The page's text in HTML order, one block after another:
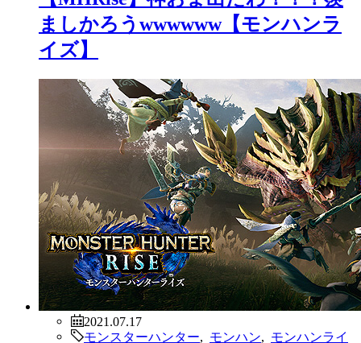
ましかろうwwwwww【モンハンラ
イズ】
2021.07.17
モンスターハンター
モンハン
モンハンライ